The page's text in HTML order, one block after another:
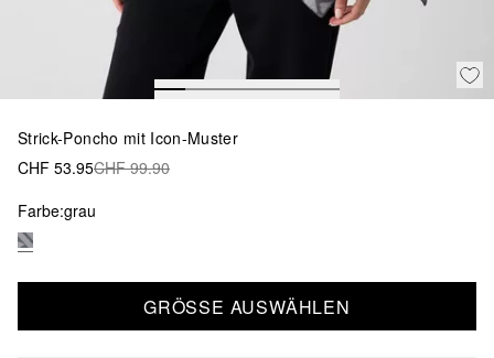
Strick-Poncho mit Icon-Muster
CHF 53.95CHF 99.90
Farbe:grau
GRÖSSE AUSWÄHLEN